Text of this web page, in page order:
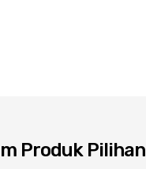
Produk Pilihan